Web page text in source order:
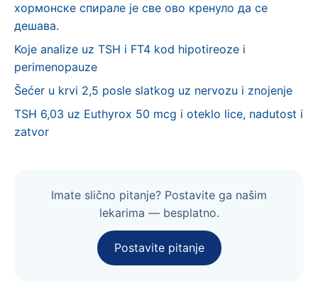
хормонске спирале је све ово кренуло да се
дешава.
Koje analize uz TSH i FT4 kod hipotireoze i
perimenopauze
Šećer u krvi 2,5 posle slatkog uz nervozu i znojenje
TSH 6,03 uz Euthyrox 50 mcg i oteklo lice, nadutost i
zatvor
Imate slično pitanje? Postavite ga našim
lekarima — besplatno.
Postavite pitanje